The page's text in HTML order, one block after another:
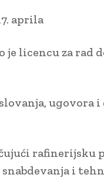
aprila
licencu za rad
ugovora
rafinerijsku
i